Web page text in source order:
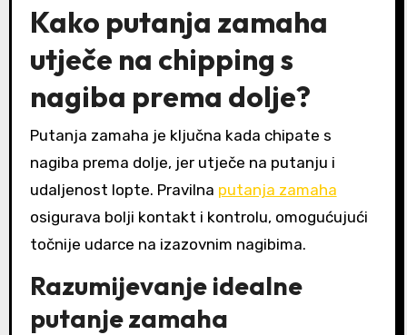
Kako putanja zamaha
utječe na chipping s
nagiba prema dolje?
Putanja zamaha je ključna kada chipate s
nagiba prema dolje, jer utječe na putanju i
udaljenost lopte. Pravilna putanja zamaha
osigurava bolji kontakt i kontrolu, omogućujući
točnije udarce na izazovnim nagibima.
Razumijevanje idealne
putanje zamaha